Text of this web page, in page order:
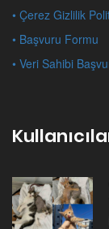
• Çerez Gizlilik
• Başvuru Formu
• Veri Sahibi